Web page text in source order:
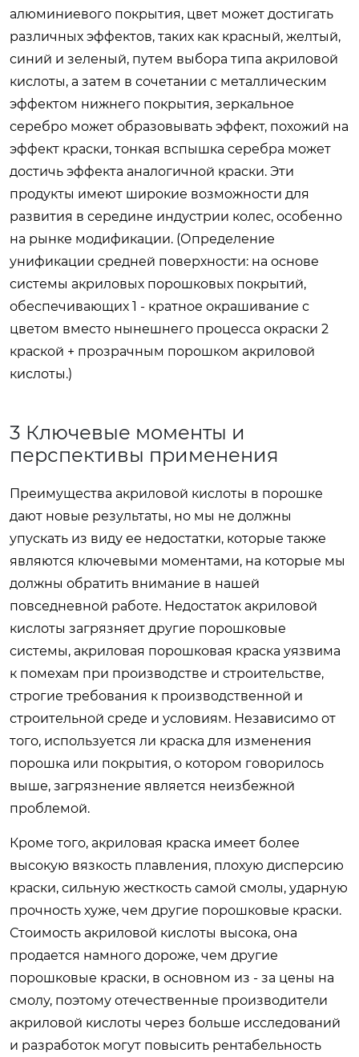
алюминиевого покрытия, цвет может достигать
различных эффектов, таких как красный, желтый,
синий и зеленый, путем выбора типа акриловой
кислоты, а затем в сочетании с металлическим
эффектом нижнего покрытия, зеркальное
серебро может образовывать эффект, похожий на
эффект краски, тонкая вспышка серебра может
достичь эффекта аналогичной краски. Эти
продукты имеют широкие возможности для
развития в середине индустрии колес, особенно
на рынке модификации. (Определение
унификации средней поверхности: на основе
системы акриловых порошковых покрытий,
обеспечивающих 1 - кратное окрашивание с
цветом вместо нынешнего процесса окраски 2
краской + прозрачным порошком акриловой
кислоты.)
3 Ключевые моменты и
перспективы применения
Преимущества акриловой кислоты в порошке
дают новые результаты, но мы не должны
упускать из виду ее недостатки, которые также
являются ключевыми моментами, на которые мы
должны обратить внимание в нашей
повседневной работе. Недостаток акриловой
кислоты загрязняет другие порошковые
системы, акриловая порошковая краска уязвима
к помехам при производстве и строительстве,
строгие требования к производственной и
строительной среде и условиям. Независимо от
того, используется ли краска для изменения
порошка или покрытия, о котором говорилось
выше, загрязнение является неизбежной
проблемой.
Кроме того, акриловая краска имеет более
высокую вязкость плавления, плохую дисперсию
краски, сильную жесткость самой смолы, ударную
прочность хуже, чем другие порошковые краски.
Стоимость акриловой кислоты высока, она
продается намного дороже, чем другие
порошковые краски, в основном из - за цены на
смолу, поэтому отечественные производители
акриловой кислоты через больше исследований
и разработок могут повысить рентабельность